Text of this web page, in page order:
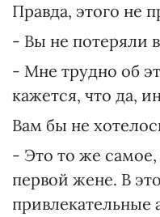
Правда, этого не
- Вы не потеряли
- Мне трудно об
кажется, что да,
Вам бы не
- Это то же самое,
первой жене. В
привлекательные